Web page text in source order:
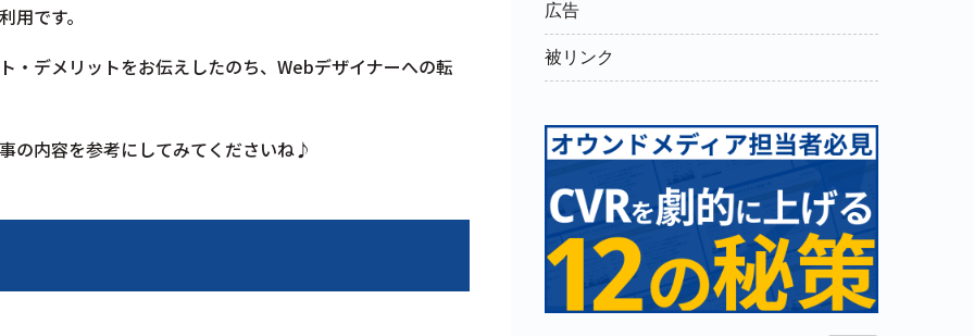
です。
・デメリットをお伝えしたのち、Webデザイナーへの転
の内容を参考にしてみてくださいね♪
広告
被リンク